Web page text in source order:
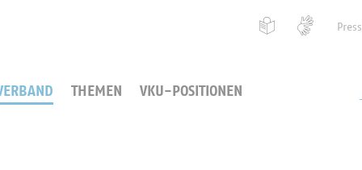
THEMEN VKU-POSITIONEN